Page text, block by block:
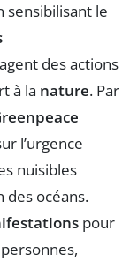
sensibilisant le
des actions
à la nature. Par
l’urgence
nuisibles
océans.
pour